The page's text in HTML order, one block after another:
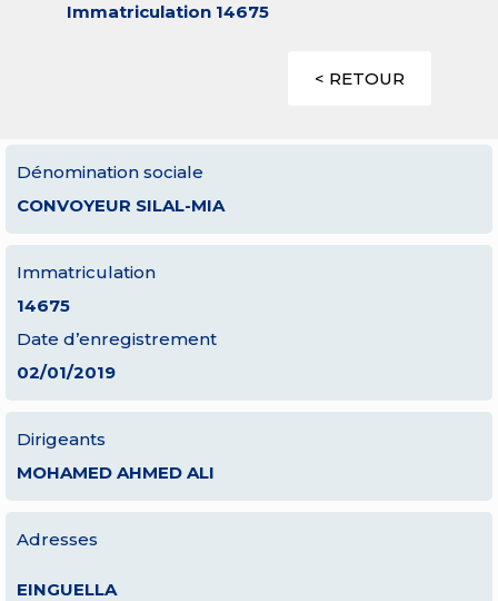
Immatriculation 14675
< RETOUR
Dénomination sociale
CONVOYEUR SILAL-MIA
Immatriculation
14675
Date d’enregistrement
02/01/2019
Dirigeants
MOHAMED AHMED ALI
Adresses
EINGUELLA